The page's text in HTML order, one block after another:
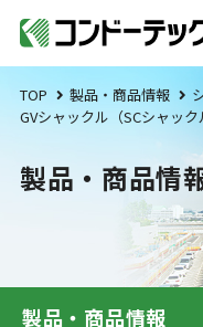
TOP 製品・商品情報
GVシャックル（SCシャック
製品・商品情
製品・商品情報